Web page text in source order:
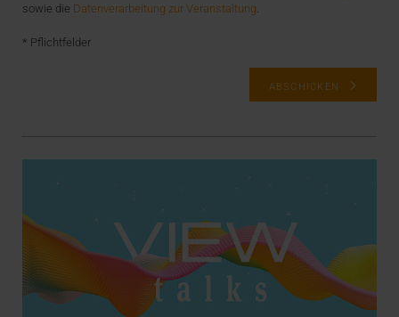
sowie die Datenverarbeitung zur Veranstaltung.
* Pflichtfelder
ABSCHICKEN